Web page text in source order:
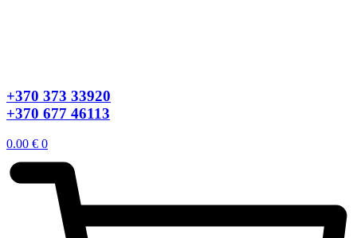
+370 373 33920
+370 677 46113
0.00 € 0